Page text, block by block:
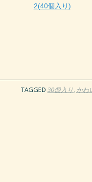
2(40個入り)
TAGGED 30個入り, かわ